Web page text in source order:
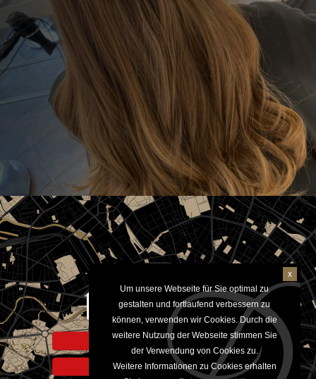
Aktivieren um Google Maps
anzuzeigen
Hinweis zur Datennutzung
Datenschutzerklärung
Um unsere Webseite für Sie optimal zu
gestalten und fortlaufend verbessern zu
können, verwenden wir Cookies. Durch die
weitere Nutzung der Webseite stimmen Sie
der Verwendung von Cookies zu.
Weitere Informationen zu Cookies erhalten
x